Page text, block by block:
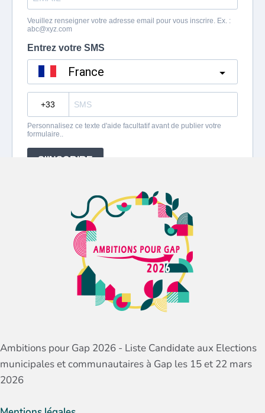
Ambitions pour Gap 2026 - Liste Candidate aux Elections
municipales et communautaires à Gap les 15 et 22 mars
2026